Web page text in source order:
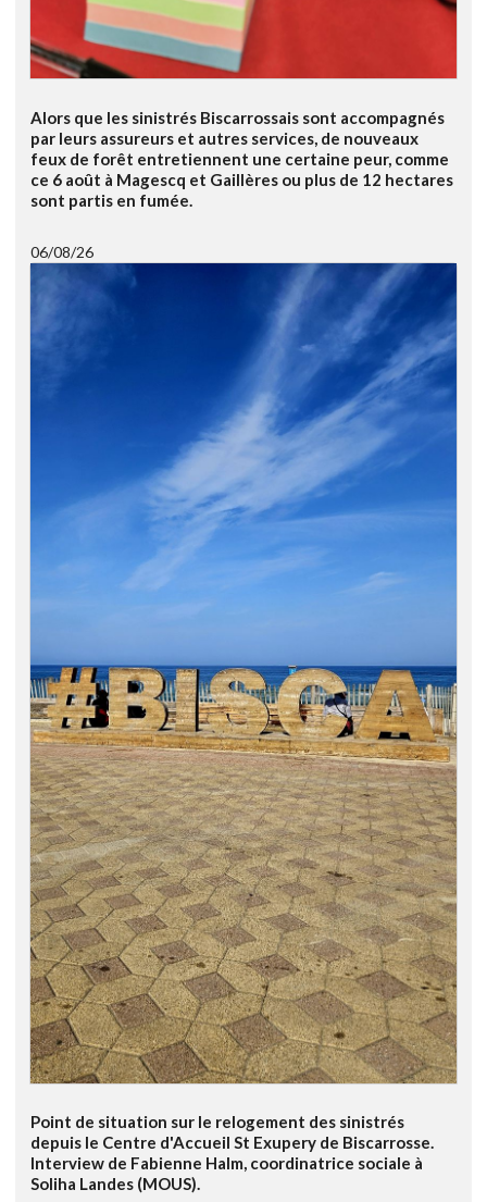
Alors que les sinistrés Biscarrossais sont accompagnés
par leurs assureurs et autres services, de nouveaux
feux de forêt entretiennent une certaine peur, comme
ce 6 août à Magescq et Gaillères ou plus de 12 hectares
sont partis en fumée.
06/08/26
Point de situation sur le relogement des sinistrés
depuis le Centre d'Accueil St Exupery de Biscarrosse.
Interview de Fabienne Halm, coordinatrice sociale à
Soliha Landes (MOUS).